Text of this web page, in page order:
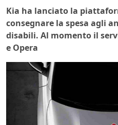
Kia ha lanciato la
consegnare la spesa agli
disabili. Al momento il
e Opera